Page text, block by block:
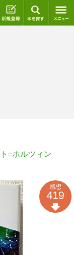
ログイン 新規登録
=ホルツィン
感想
419